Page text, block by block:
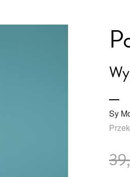
Sy